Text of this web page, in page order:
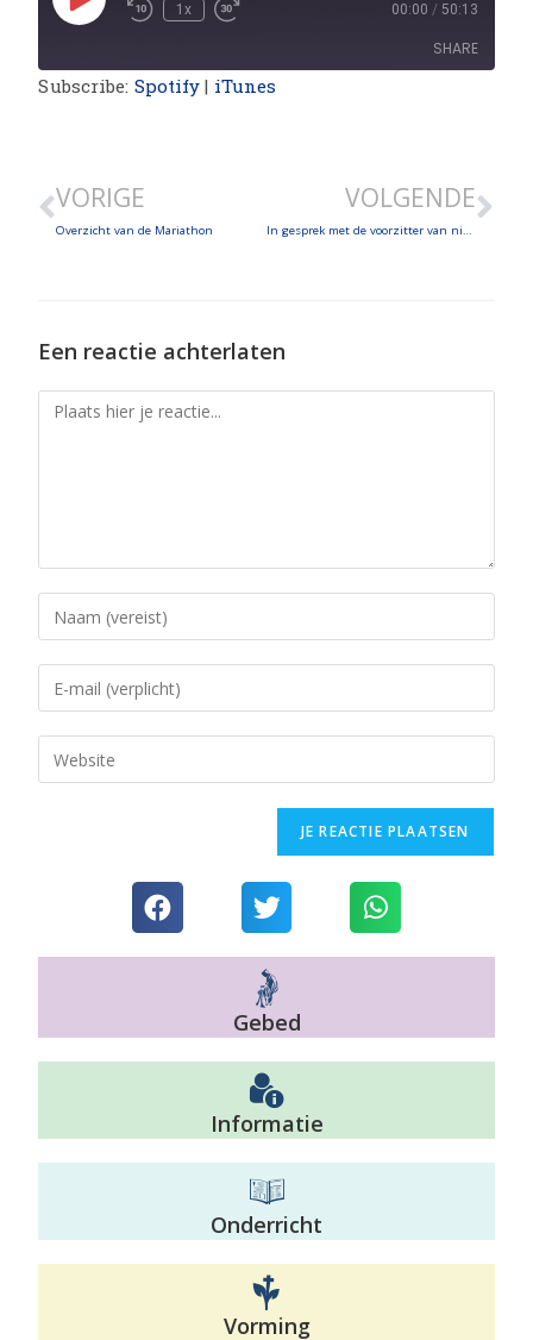
1x 00:00 / 50:13
SHARE
Subscribe: Spotify | iTunes
VORIGE
Overzicht van de Mariathon
VOLGENDE
In gesprek met de voorzitter van nieuwe Radio Maria in Kaapverdië
Een reactie achterlaten
Gebed
Informatie
Onderricht
Vorming